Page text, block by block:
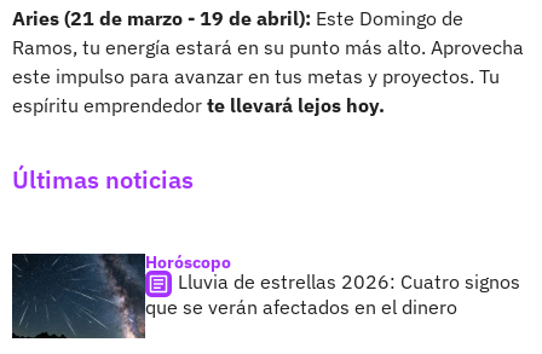
Aries (21 de marzo - 19 de abril): Este Domingo de
Ramos, tu energía estará en su punto más alto. Aprovecha
este impulso para avanzar en tus metas y proyectos. Tu
espíritu emprendedor te llevará lejos hoy.
Últimas noticias
Horóscopo
Lluvia de estrellas 2026: Cuatro signos
que se verán afectados en el dinero